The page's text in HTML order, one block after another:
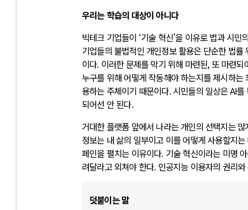
우리는 학습의 대상이 아니다
빅테크 기업들이 ‘기술 혁신’을 이유로 법과 시
기업들의 불법적인 개인정보 활용은 단순한 법
이다. 이러한 문제를 막기 위해 마련된, 또 마련
누구를 위해 어떻게 작동해야 하는지를 제시하
용하는 주체이기 때문이다. 시민들의 일상은 AI
되어선 안 된다.
거대한 플랫폼 앞에서 나라는 개인의 선택지는
정보는 내 삶의 일부이고 이를 어떻게 사용할지
페인을 펼치는 이유이다. 기술 혁신이라는 미명
려달라고 외쳐야 한다. 인공지능 이용자의 권리
덧붙이는 말